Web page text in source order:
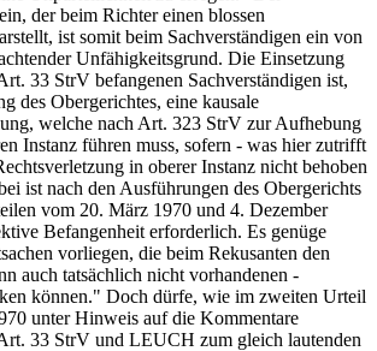
der beim Richter einen blossen
ist somit beim Sachverständigen ein von
Unfähigkeitsgrund. Die Einsetzung
33 StrV befangenen Sachverständigen ist,
des Obergerichtes, eine kausale
welche nach Art. 323 StrV zur Aufhebung
Instanz führen muss, sofern - was hier zutrifft
in oberer Instanz nicht behoben
ist nach den Ausführungen des Obergerichts
vom 20. März 1970 und 4. Dezember
Befangenheit erforderlich. Es genüge
vorliegen, die beim Rekusanten den
auch tatsächlich nicht vorhandenen -
können." Doch dürfe, wie im zweiten Urteil
unter Hinweis auf die Kommentare
33 StrV und LEUCH zum gleich lautenden